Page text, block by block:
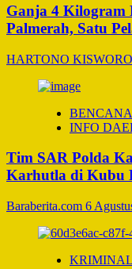
Ganja 4 Kilogram
Palmerah, Satu
HARTONO KISWORO
INFO
Tim SAR Polda
Karhutla di Kubu
Baraberita.com 6